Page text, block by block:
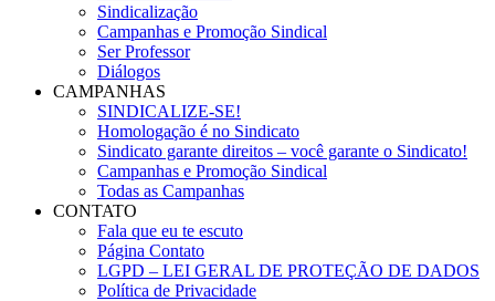
Sindicalização
Campanhas e Promoção Sindical
Ser Professor
Diálogos
CAMPANHAS
SINDICALIZE-SE!
Homologação é no Sindicato
Sindicato garante direitos – você garante o Sindicato!
Campanhas e Promoção Sindical
Todas as Campanhas
CONTATO
Fala que eu te escuto
Página Contato
LGPD – LEI GERAL DE PROTEÇÃO DE DADOS
Política de Privacidade